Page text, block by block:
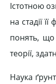
Істотною
на стадії
понять, що
теорії,
Наука